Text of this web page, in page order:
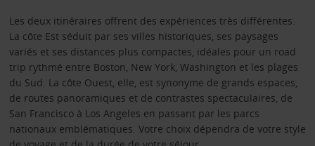
Les deux itinéraires offrent des expériences très différentes.
La côte Est séduit par ses villes historiques, ses paysages
variés et ses distances plus compactes, idéales pour un road
trip rythmé entre Boston, New York, Washington et les plages
du Sud. La côte Ouest, elle, est synonyme de grands espaces,
de routes panoramiques et de contrastes spectaculaires, de
San Francisco à Los Angeles en passant par les parcs
nationaux emblématiques. Votre choix dépendra de votre style